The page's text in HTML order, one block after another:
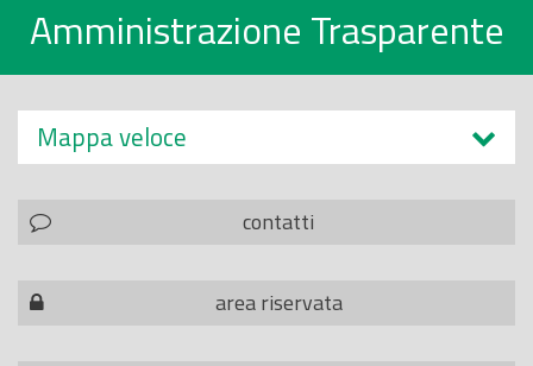
Amministrazione Trasparente
Mappa veloce
contatti
area riservata